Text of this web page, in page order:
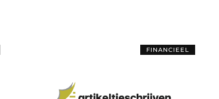
FINANCIEEL